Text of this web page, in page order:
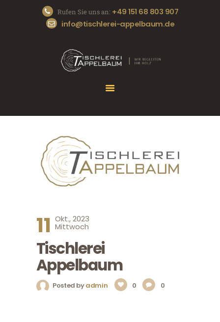
Rufen Sie uns an: +49 151 68 803 907
info@tischlerei-appelbaum.de
START
DIE TISCHLEREI
UNSERE SERVICES
11 Okt., 2023
Mittwoch
Tischlerei
Appelbaum
Posted byadmin 0 0